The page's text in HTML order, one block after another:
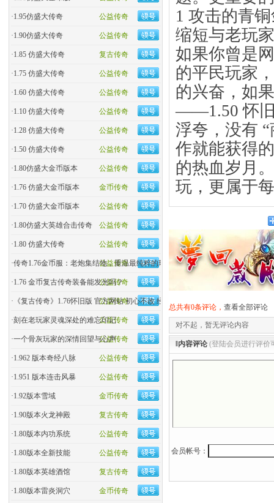
公益传奇
·1.95仿盛大传奇
公益传奇
·1.90仿盛大传奇
复古传奇
·1.85 仿盛大传奇
公益传奇
·1.75 仿盛大传奇
公益传奇
·1.60 仿盛大传奇
公益传奇
·1.10 仿盛大传奇
公益传奇
·1.28 仿盛大传奇
公益传奇
·1.50 仿盛大传奇
公益传奇
·1.80仿盛大金币版本
金币传奇
·1.76 仿盛大金币版本
公益传奇
·1.70 仿盛大金币版本
公益传奇
·1.80仿盛大英雄合击传奇
公益传奇
·1.80 仿盛大传奇
公益传奇
·传奇1.76金币服：老炮集结地，重温最纯粹的玛法热血！
公益传奇
·1.76 金币复古传奇装备能发光吗？
公益传奇
· 《复古传奇》1.76怀旧版 官方网站 初心不改 经典回归
公益传奇
·刻在老玩家灵魂深处的难忘印记
公益传奇
·一个骨灰玩家的深情回望与心声
公益传奇
·1.962 版本奇经八脉
公益传奇
·1.951 版本连击风暴
金币传奇
·1.92版本雪域
复古传奇
·1.90版本火龙神殿
公益传奇
·1.80版本内功系统
公益传奇
·1.80版本全新技能
复古传奇
·1.80版本英雄酒馆
金币传奇
·1.80版本雷炎洞穴
1 攻击的青
缩短与老玩
如果你曾是
的平民玩家
的兴奋，如
——1.50 怀旧
浮夸，没有
作就能获得
的热血岁月
玩，更属于
总共有0条评论， 查看全部评论
对不起，暂无评论内容
‖内容评论 (登陆会员进行评价
会员帐号：